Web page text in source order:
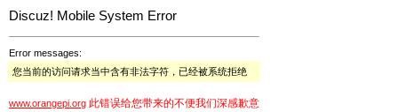
Discuz! Mobile System Error
Error messages:
您当前的访问请求当中含有非法字符，已经被系统拒绝
www.orangepi.org 此错误给您带来的不便我们深感歉意